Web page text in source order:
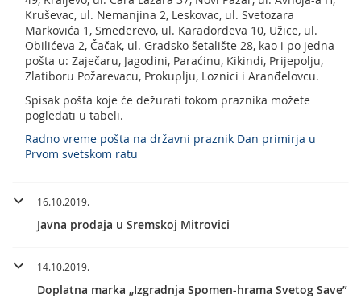
Kruševac, ul. Nemanjina 2, Leskovac, ul. Svetozara
Markovića 1, Smederevo, ul. Karađorđeva 10, Užice, ul.
Obilićeva 2, Čačak, ul. Gradsko šetalište 28, kao i po jedna
pošta u: Zaječaru, Jagodini, Paraćinu, Kikindi, Prijepolju,
Zlatiboru Požarevacu, Prokuplju, Loznici i Aranđelovcu.
Spisak pošta koje će dežurati tokom praznika možete
pogledati u tabeli.
Radno vreme pošta na državni praznik Dan primirja u
Prvom svetskom ratu
16.10.2019.
Javna prodaja u Sremskoj Mitrovici
14.10.2019.
Doplatna marka „Izgradnja Spomen-hrama Svetog Save”